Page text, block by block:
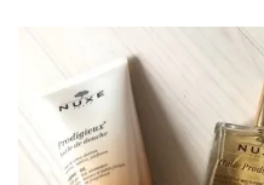
Favoris
et
déceptions
(27)